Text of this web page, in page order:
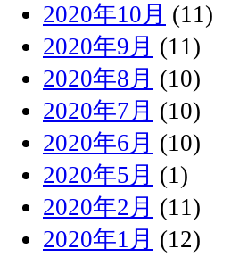
2020年10月 (11)
2020年9月 (11)
2020年8月 (10)
2020年7月 (10)
2020年6月 (10)
2020年5月 (1)
2020年2月 (11)
2020年1月 (12)